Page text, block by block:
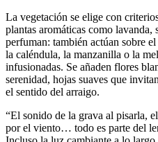
La vegetación se elige con
plantas aromáticas como
perfuman: también actúan sobre
la caléndula, la manzanilla o la
infusionadas. Se añaden flores
serenidad, hojas suaves que
el sentido del arraigo.
“El sonido de la grava al pisarla,
por el viento… todo es parte del